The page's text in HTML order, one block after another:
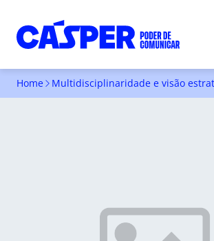
Home Multidisciplinaridade e visão